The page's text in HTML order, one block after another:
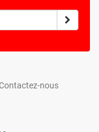
Contactez-nous